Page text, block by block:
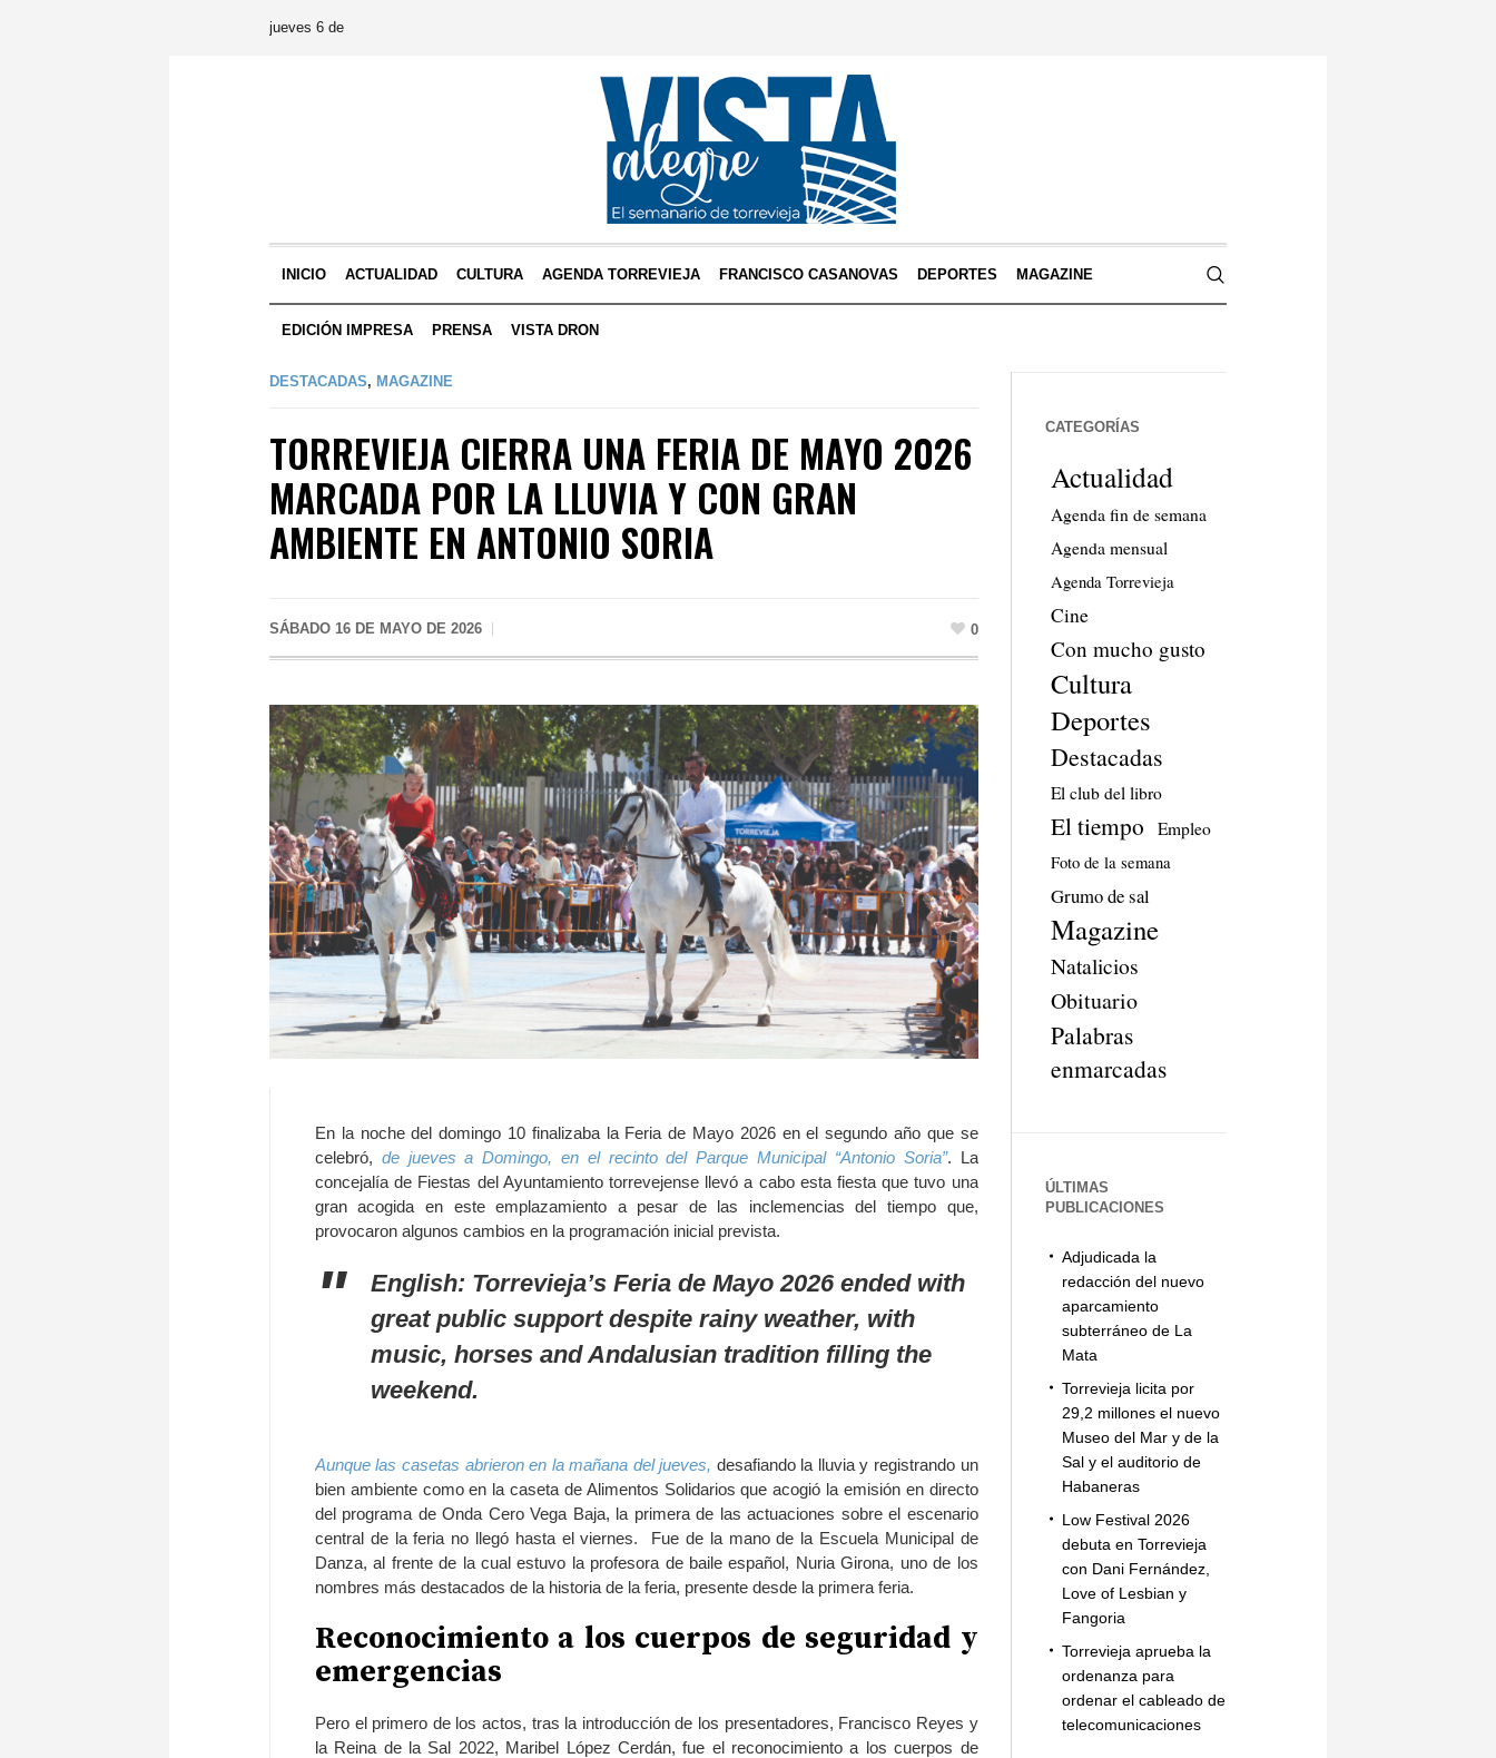
jueves 6 de
INICIO ACTUALIDAD CULTURA AGENDA TORREVIEJA FRANCISCO CASANOVAS DEPORTES MAGAZINE
EDICIÓN IMPRESA PRENSA VISTA DRON
DESTACADAS, MAGAZINE
TORREVIEJA CIERRA UNA FERIA DE MAYO 2026
MARCADA POR LA LLUVIA Y CON GRAN
AMBIENTE EN ANTONIO SORIA
SÁBADO 16 DE MAYO DE 2026 0
En la noche del domingo 10 finalizaba la Feria de Mayo 2026 en el segundo año que se
celebró, de jueves a Domingo, en el recinto del Parque Municipal “Antonio Soria”. La
concejalía de Fiestas del Ayuntamiento torrevejense llevó a cabo esta fiesta que tuvo una
gran acogida en este emplazamiento a pesar de las inclemencias del tiempo que,
provocaron algunos cambios en la programación inicial prevista.
English: Torrevieja’s Feria de Mayo 2026 ended with
great public support despite rainy weather, with
music, horses and Andalusian tradition filling the
weekend.
Aunque las casetas abrieron en la mañana del jueves, desafiando la lluvia y registrando un
bien ambiente como en la caseta de Alimentos Solidarios que acogió la emisión en directo
del programa de Onda Cero Vega Baja, la primera de las actuaciones sobre el escenario
central de la feria no llegó hasta el viernes. Fue de la mano de la Escuela Municipal de
Danza, al frente de la cual estuvo la profesora de baile español, Nuria Girona, uno de los
nombres más destacados de la historia de la feria, presente desde la primera feria.
Reconocimiento a los cuerpos de seguridad y
emergencias
Pero el primero de los actos, tras la introducción de los presentadores, Francisco Reyes y
la Reina de la Sal 2022, Maribel López Cerdán, fue el reconocimiento a los cuerpos de
CATEGORÍAS
Actualidad
Agenda fin de semana
Agenda mensual
Agenda Torrevieja
Cine
Con mucho gusto
Cultura
Deportes
Destacadas
El club del libro
El tiempo Empleo
Foto de la semana
Grumo de sal
Magazine
Natalicios
Obituario
Palabras
enmarcadas
ÚLTIMAS
PUBLICACIONES
Adjudicada la
redacción del nuevo
aparcamiento
subterráneo de La
Mata
Torrevieja licita por
29,2 millones el nuevo
Museo del Mar y de la
Sal y el auditorio de
Habaneras
Low Festival 2026
debuta en Torrevieja
con Dani Fernández,
Love of Lesbian y
Fangoria
Torrevieja aprueba la
ordenanza para
ordenar el cableado de
telecomunicaciones